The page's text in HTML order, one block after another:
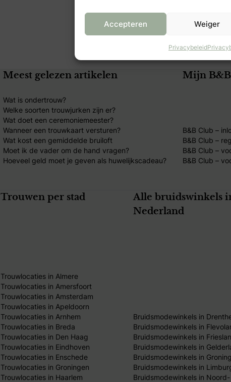
Accepteren Weiger
Privacybeleid
Meest gelezen artikelen
Wat is ondertrouw?
Welke soorten trouwjurken zijn er?
Wat doet een ceremoniemeester?
Wanneer een trouwkaart versturen?
Wat kost een gemiddelde bruiloft
Moet ik de vader om de hand vragen?
Hoeveel geld moet je geven als huwelijkscadeau?
Mijn
B&B Club –
B&B Club –
B&B Club –
B&B Club –
Trouwen per stad
Trouwlocaties in Almere
Trouwlocaties in Amersfoort
Trouwlocaties in Amsterdam
Trouwlocaties in Apeldoorn
Trouwlocaties in Arnhem
Trouwlocaties in Breda
Trouwlocaties in Den Haag
Trouwlocaties in Eindhoven
Trouwlocaties in Enschede
Trouwlocaties in Groningen
Trouwlocaties in Haarlem
Alle bruidswinkels
Nederland
Bruidsmodewinkels in
Bruidsmodewinkels in
Bruidsmodewinkels in
Bruidsmodewinkels in
Bruidsmodewinkels in
Bruidsmodewinkels in
Bruidsmodewinkels in Noord-